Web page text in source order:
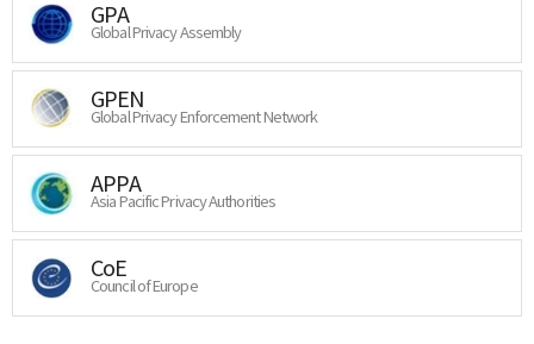
GPA
Global Privacy Assembly
GPEN
Global Privacy Enforcement Network
APPA
Asia Pacific Privacy Authorities
CoE
Council of Europe